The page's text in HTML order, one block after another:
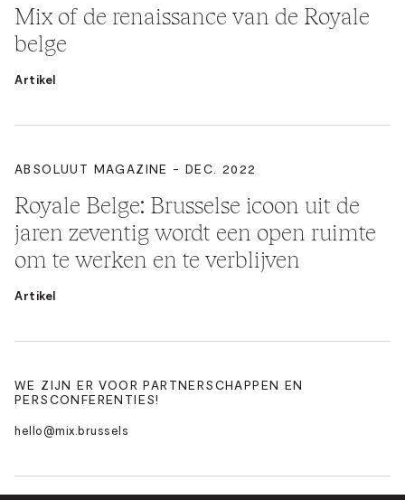
Mix of de renaissance van de Royale
belge
Artikel
ABSOLUUT MAGAZINE - DEC. 2022
Royale Belge: Brusselse icoon uit de
jaren zeventig wordt een open ruimte
om te werken en te verblijven
Artikel
WE ZIJN ER VOOR PARTNERSCHAPPEN EN
PERSCONFERENTIES!
hello@mix.brussels